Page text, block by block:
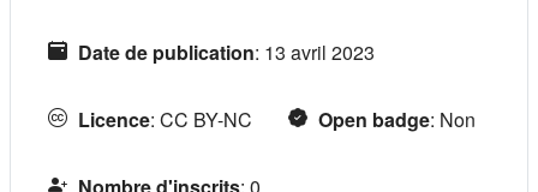
Date de publication: 13 avril 2023
Licence: CC BY-NC Open badge: Non
Nombre d'inscrits: 0